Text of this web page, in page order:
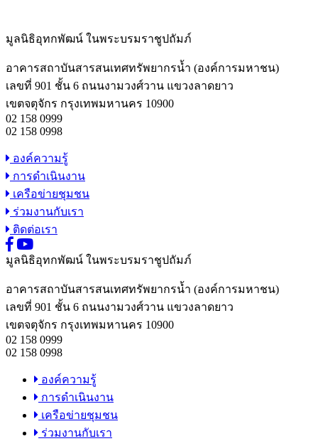
มูลนิธิอุทกพัฒน์ ในพระบรมราชูปถัมภ์
อาคารสถาบันสารสนเทศทรัพยากรน้ำ (องค์การมหาชน)
เลขที่ 901 ชั้น 6 ถนนงามวงศ์วาน แขวงลาดยาว
เขตจตุจักร กรุงเทพมหานคร 10900
02 158 0999
02 158 0998
องค์ความรู้
การดำเนินงาน
เครือข่ายชุมชน
ร่วมงานกับเรา
ติดต่อเรา
มูลนิธิอุทกพัฒน์ ในพระบรมราชูปถัมภ์
อาคารสถาบันสารสนเทศทรัพยากรน้ำ (องค์การมหาชน)
เลขที่ 901 ชั้น 6 ถนนงามวงศ์วาน แขวงลาดยาว
เขตจตุจักร กรุงเทพมหานคร 10900
02 158 0999
02 158 0998
องค์ความรู้
การดำเนินงาน
เครือข่ายชุมชน
ร่วมงานกับเรา